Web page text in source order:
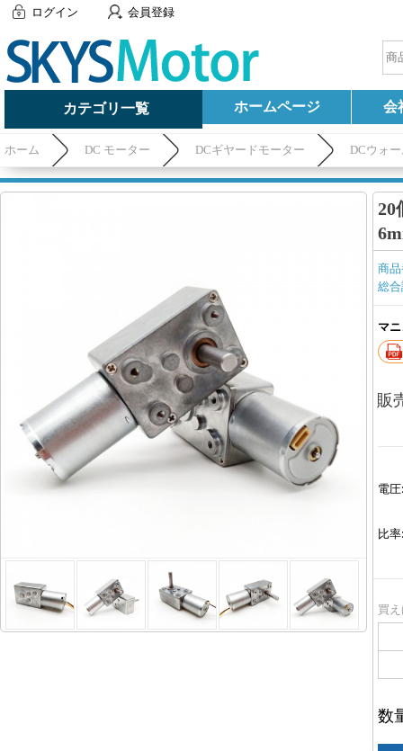
ログイン 会員登録
カテゴリ一覧 ホームページ 会
ホーム DC モーター DCギヤードモーター DCウォ
20
商
総
マ
販
電圧:
比率:
買
数